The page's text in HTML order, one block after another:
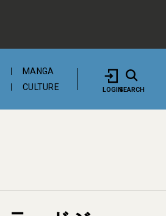
MANGA
CULTURE LOGINSEARCH